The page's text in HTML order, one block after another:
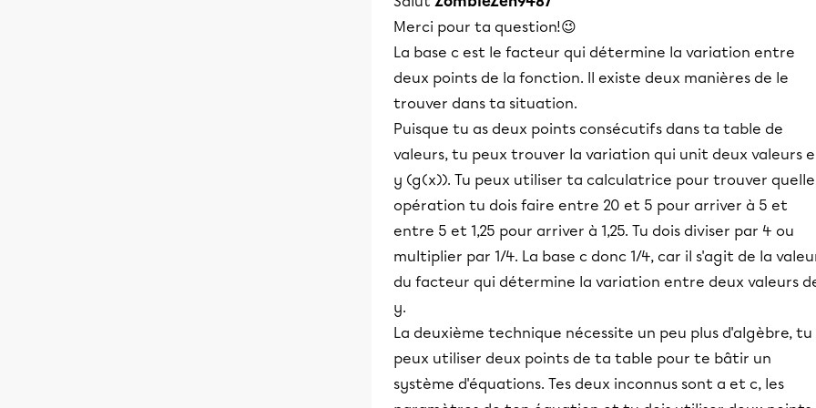
Merci pour ta question!😉
La base c est le facteur qui détermine la variation entre
deux points de la fonction. Il existe deux manières de le
trouver dans ta situation.
Puisque tu as deux points consécutifs dans ta table de
valeurs, tu peux trouver la variation qui unit deux valeurs
y (g(x)). Tu peux utiliser ta calculatrice pour trouver quelle
opération tu dois faire entre 20 et 5 pour arriver à 5 et
entre 5 et 1,25 pour arriver à 1,25. Tu dois diviser par 4 ou
multiplier par 1/4. La base c donc 1/4, car il s'agit de la
du facteur qui détermine la variation entre deux valeurs
y.
La deuxième technique nécessite un peu plus d'algèbre, tu
peux utiliser deux points de ta table pour te bâtir un
système d'équations. Tes deux inconnus sont a et c, les